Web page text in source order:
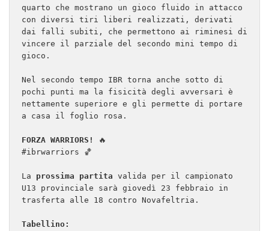
quarto che mostrano un gioco fluido in attacco
con diversi tiri liberi realizzati, derivati
dai falli subiti, che permettono ai riminesi di
vincere il parziale del secondo mini tempo di
gioco.
Nel secondo tempo IBR torna anche sotto di
pochi punti ma la fisicità degli avversari è
nettamente superiore e gli permette di portare
a casa il foglio rosa.
FORZA WARRIORS!
🔥
#ibrwarriors 🏀
La prossima partita valida per il campionato
U13 provinciale sarà giovedì 23 febbraio in
trasferta alle 18 contro Novafeltria.
Tabellino: